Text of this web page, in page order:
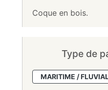
Coque en bois.
Type de
MARITIME /